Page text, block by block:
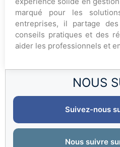
NOUS
Suivez-nous
Nous suivre
marqué pour les
entreprises, il partage
conseils pratiques et des
aider les professionnels et